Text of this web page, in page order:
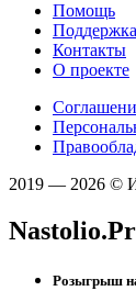
Помощь
Поддержка
Контакты
О проекте
2019 — 2026 ©
Розыгрыш